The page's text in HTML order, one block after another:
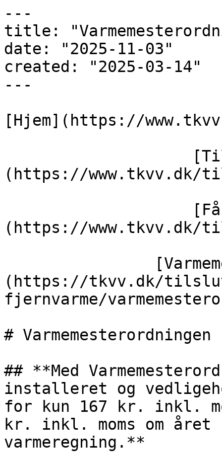
---
title:
date: "2025-11-03"
created: "2025-03-14"
---
[Hjem](https://
(https://www.tkvv.dk/
(https://www.tkvv.dk/
(https://tkvv.dk/
fjernvarme/
# Varmemesterordningen
## **Med
installeret og
for kun 167 kr. inkl.
kr. inkl. moms om året
varmeregning.**